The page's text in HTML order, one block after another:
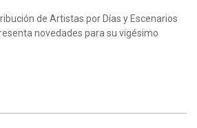
de Artistas por Días y Escenarios
novedades para su vigésimo